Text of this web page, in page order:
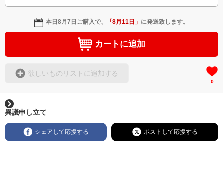
本日8月7日 ご購入で、 「8月11日 」 に発送致します。
カートに追加
欲しいものリストに追加する
0
異議申し立て
シェアして応援する ポストして応援する